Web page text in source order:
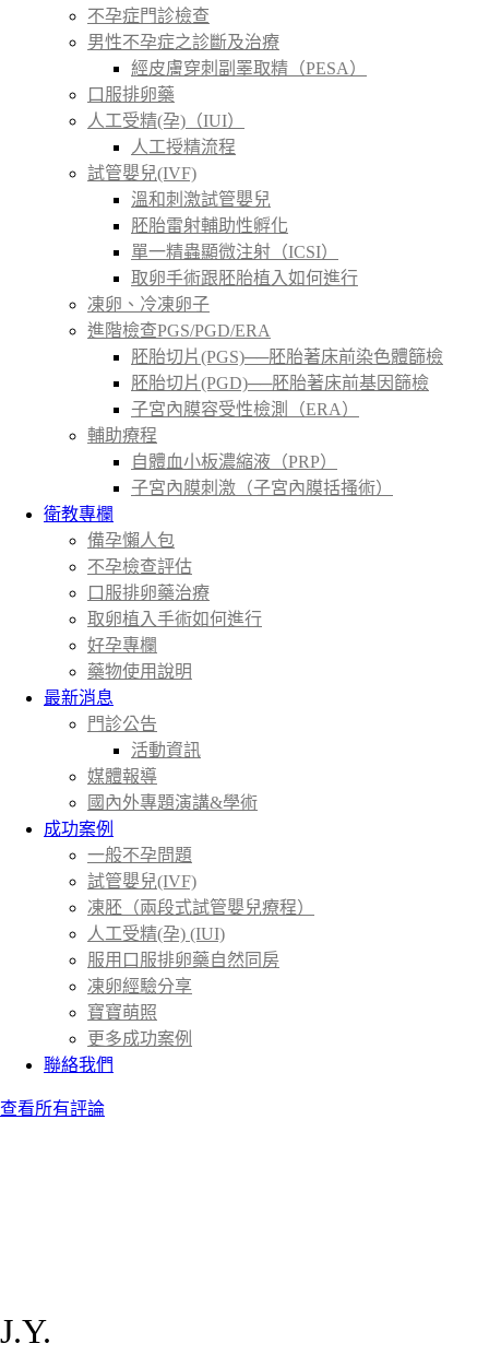
不孕症門診檢查
男性不孕症之診斷及治療
經皮膚穿刺副睪取精（PESA）
口服排卵藥
人工受精(孕)（IUI）
人工授精流程
試管嬰兒(IVF)
溫和刺激試管嬰兒
胚胎雷射輔助性孵化
單一精蟲顯微注射（ICSI）
取卵手術跟胚胎植入如何進行
凍卵、冷凍卵子
進階檢查PGS/PGD/ERA
胚胎切片(PGS)──胚胎著床前染色體篩檢
胚胎切片(PGD)──胚胎著床前基因篩檢
子宮內膜容受性檢測（ERA）
輔助療程
自體血小板濃縮液（PRP）
子宮內膜刺激（子宮內膜括搔術）
衛教專欄
備孕懶人包
不孕檢查評估
口服排卵藥治療
取卵植入手術如何進行
好孕專欄
藥物使用說明
最新消息
門診公告
活動資訊
媒體報導
國內外專題演講&學術
成功案例
一般不孕問題
試管嬰兒(IVF)
凍胚（兩段式試管嬰兒療程）
人工受精(孕) (IUI)
服用口服排卵藥自然同房
凍卵經驗分享
寶寶萌照
更多成功案例
聯絡我們
查看所有評論
J.Y.